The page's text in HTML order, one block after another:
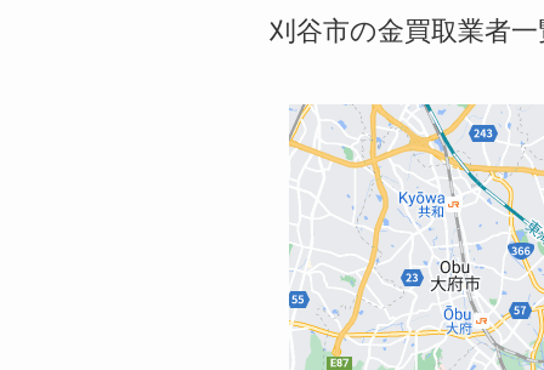
刈谷市の金買取業者一